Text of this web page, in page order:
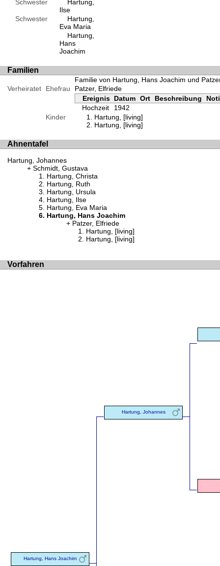
Schwester
Hartung,
Ilse
Schwester
Hartung,
Eva Maria
Hartung,
Hans
Joachim
Familien
Familie von Hartung, Hans Joachim und
Verheiratet
Ehefrau
Patzer, Elfriede
Ereignis Datum Ort Beschreibung
Hochzeit
1942
Kinder
Hartung, [living]
Hartung, [living]
Ahnentafel
Hartung, Johannes
Schmidt, Gustava
Hartung, Christa
Hartung, Ruth
Hartung, Ursula
Hartung, Ilse
Hartung, Eva Maria
Hartung, Hans Joachim
Patzer, Elfriede
Hartung, [living]
Hartung, [living]
Vorfahren
Hartung, Hans Joachim
Hartung, Johannes